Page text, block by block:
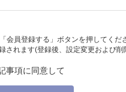
会員登録する」ボタンを押してくだ
されます(登録後、設定変更および
事項に同意して